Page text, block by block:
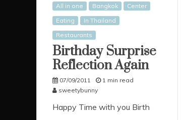
All in one Bangkok
Center
Eating
In Thailand
Restaurants
Birthday Surprise
Reflection Again
07/09/2011
1 min read
sweetybunny
Happy Time with you Birth